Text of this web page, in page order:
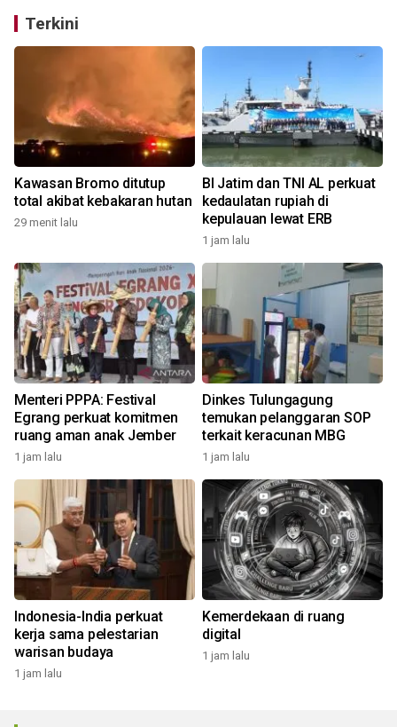
Terkini
Kawasan Bromo ditutup
total akibat kebakaran hutan
29 menit lalu
BI Jatim dan TNI AL perkuat
kedaulatan rupiah di
kepulauan lewat ERB
1 jam lalu
Menteri PPPA: Festival
Egrang perkuat komitmen
ruang aman anak Jember
1 jam lalu
Dinkes Tulungagung
temukan pelanggaran SOP
terkait keracunan MBG
1 jam lalu
Indonesia-India perkuat
kerja sama pelestarian
warisan budaya
1 jam lalu
Kemerdekaan di ruang
digital
1 jam lalu